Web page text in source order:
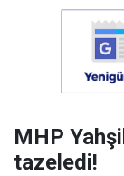
MHP
tazeledi!